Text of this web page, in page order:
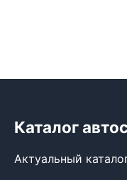
Каталог
Актуальный